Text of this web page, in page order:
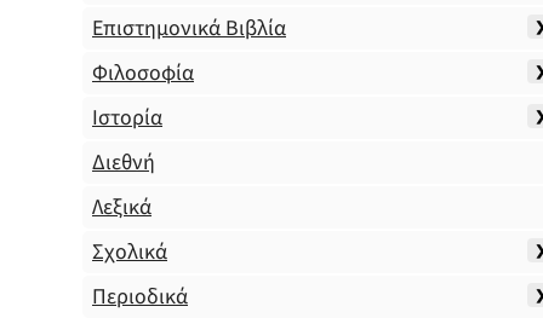
Επιστημονικά Βιβλία
Φιλοσοφία
Ιστορία
Διεθνή
Λεξικά
Σχολικά
Περιοδικά